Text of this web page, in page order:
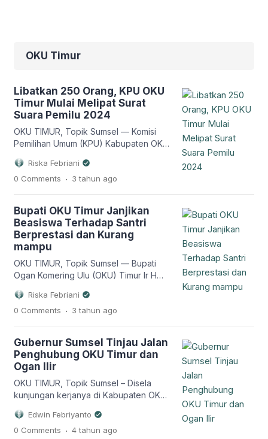
OKU Timur
Libatkan 250 Orang, KPU OKU
Timur Mulai Melipat Surat
Suara Pemilu 2024
OKU TIMUR, Topik Sumsel — Komisi
Pemilihan Umum (KPU) Kabupaten OKU
untuk melakukan pelipatan surat suara
Pemilu 2024. Kegiatan pelipatan surat
Asrama Haji Komplek Perkantoran
Pemkab OKU Timur, Jumat 5 Januari
2024. Jumat (5/1/2023). Ketua KPU OKU
Timur, Herman […]
Riska Febriani
0 Comments . 3 tahun ago
Bupati OKU Timur Janjikan
Beasiswa Terhadap Santri
Berprestasi dan Kurang
mampu
OKU TIMUR, Topik Sumsel — Bupati
Ogan Komering Ulu (OKU) Timur Ir H
beasiswa terhadap santri Pondok
Pesantren (Ponpes) yang berada di
peringatan Hari Santri Nasional di
Ponpes Al Ikhsan Desa Sumber Jaya,
Kecamatan Belitang II, Kabupaten OKU
Timur, Minggu (22/10/2023). […]
Riska Febriani
0 Comments . 3 tahun ago
Gubernur Sumsel Tinjau Jalan
Penghubung OKU Timur dan
Ogan Ilir
OKU TIMUR, Topik Sumsel – Disela
kunjungan kerjanya di Kabupaten OKU
Gubernur Sumsel H Herman Deru
spontanitas meninjau sejumlah
Edwin Febriyanto
0 Comments . 4 tahun ago